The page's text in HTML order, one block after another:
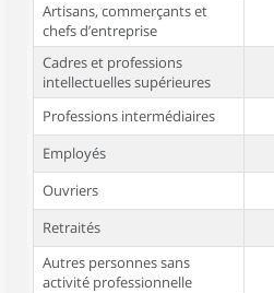
Artisans, commerçants et
chefs d’entreprise
Cadres et professions
intellectuelles supérieures
Professions intermédiaires
Employés
Ouvriers
Retraités
Autres personnes sans
activité professionnelle